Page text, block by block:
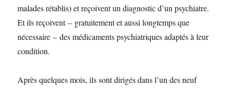
malades rétablis) et reçoivent un diagnostic d’un psychiatre.
Et ils reçoivent – gratuitement et aussi longtemps que
nécessaire – des médicaments psychiatriques adaptés à leur
condition.
Après quelques mois, ils sont dirigés dans l’un des neuf